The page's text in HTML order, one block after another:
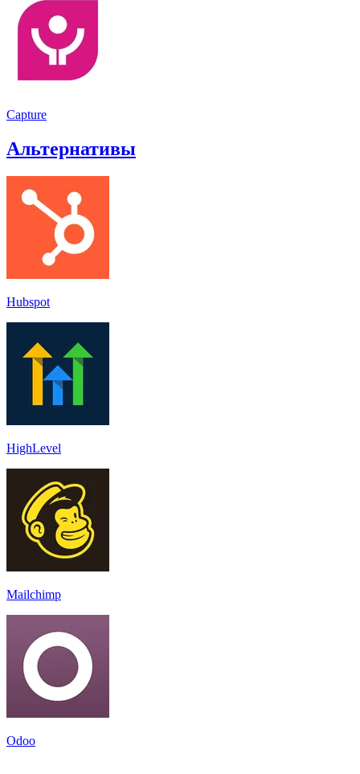
Capture
Альтернативы
Hubspot
HighLevel
Mailchimp
Odoo